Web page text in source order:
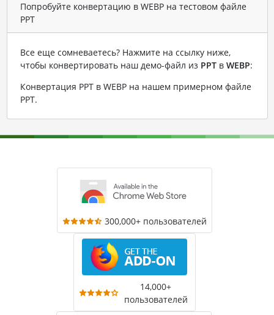
Попробуйте конвертацию в WEBP на тестовом файле
PPT
Все еще сомневаетесь? Нажмите на ссылку ниже,
чтобы конвертировать наш демо-файл из PPTв WEBP:
Конвертация PPT в WEBP на нашем примерном файле
PPT.
300,000+ пользователей
14,000+
пользователей